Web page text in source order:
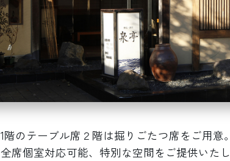
1階のテーブル席２階は掘りごたつ席をご用意。
全席個室対応可能、特別な空間をご提供いたし